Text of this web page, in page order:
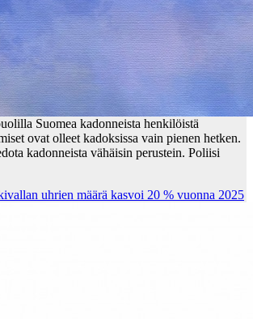
Suomea kadonneista henkilöistä
ovat olleet kadoksissa vain pienen hetken.
kadonneista vähäisin perustein. Poliisi
uhrien määrä kasvoi 20 % vuonna 2025